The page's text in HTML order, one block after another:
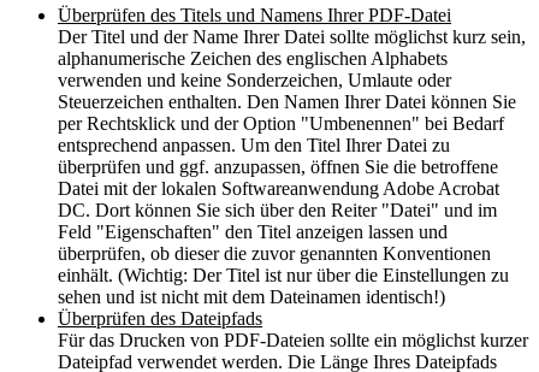
Überprüfen des Titels und Namens Ihrer PDF-Datei
Der Titel und der Name Ihrer Datei sollte möglichst kurz sein,
alphanumerische Zeichen des englischen Alphabets
verwenden und keine Sonderzeichen, Umlaute oder
Steuerzeichen enthalten. Den Namen Ihrer Datei können Sie
per Rechtsklick und der Option "Umbenennen" bei Bedarf
entsprechend anpassen. Um den Titel Ihrer Datei zu
überprüfen und ggf. anzupassen, öffnen Sie die betroffene
Datei mit der lokalen Softwareanwendung Adobe Acrobat
DC. Dort können Sie sich über den Reiter "Datei" und im
Feld "Eigenschaften" den Titel anzeigen lassen und
überprüfen, ob dieser die zuvor genannten Konventionen
einhält. (Wichtig: Der Titel ist nur über die Einstellungen zu
sehen und ist nicht mit dem Dateinamen identisch!)
Überprüfen des Dateipfads
Für das Drucken von PDF-Dateien sollte ein möglichst kurzer
Dateipfad verwendet werden. Die Länge Ihres Dateipfads